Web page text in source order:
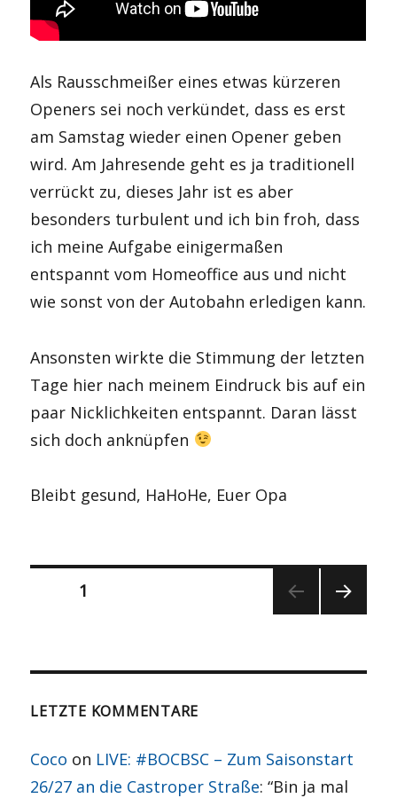
Als Rausschmeißer eines etwas kürzeren
Openers sei noch verkündet, dass es erst
am Samstag wieder einen Opener geben
wird. Am Jahresende geht es ja traditionell
verrückt zu, dieses Jahr ist es aber
besonders turbulent und ich bin froh, dass
ich meine Aufgabe einigermaßen
entspannt vom Homeoffice aus und nicht
wie sonst von der Autobahn erledigen kann.
Ansonsten wirkte die Stimmung der letzten
Tage hier nach meinem Eindruck bis auf ein
paar Nicklichkeiten entspannt. Daran lässt
sich doch anknüpfen
Bleibt gesund, HaHoHe, Euer Opa
Seitennummerierung
Beiträge
1
LETZTE KOMMENTARE
Coco on LIVE: #BOCBSC – Zum Saisonstart
26/27 an die Castroper Straße: “Bin ja mal